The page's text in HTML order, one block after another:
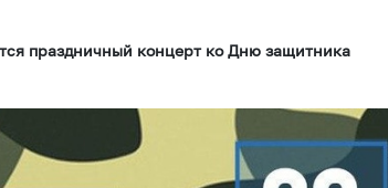
праздничный концерт ко Дню защитника